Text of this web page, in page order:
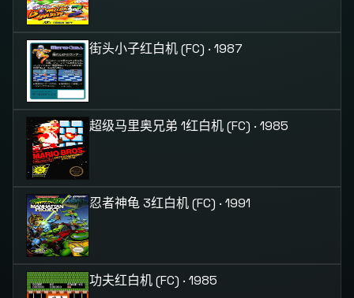
街头小子红白机 (FC) · 1987
超级马里奥兄弟 1红白机 (FC) · 1985
忍者神龟 3红白机 (FC) · 1991
功夫红白机 (FC) · 1985